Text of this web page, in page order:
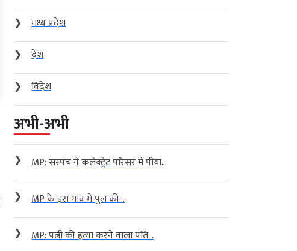
❯
मध्य प्रदेश
❯
देश
❯
विदेश
अभी-अभी
❯ MP: सरपंच ने कलेक्ट्रेट परिसर में पीया...
❯ MP के इस गांव में पुल की...
❯ MP: पत्नी की हत्या करने वाला पति...